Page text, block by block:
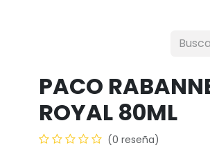
PACO
ROYAL 80ML
(0 reseña)